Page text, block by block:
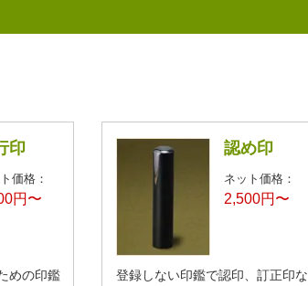
印
価格：
円〜
めの印鑑
認め印
ネット価格：
2,500円〜
登録しない印鑑で認印、訂正印な